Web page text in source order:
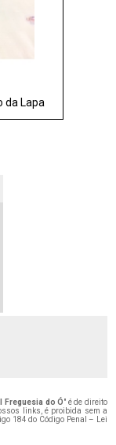
da Lapa
Freguesia do Ó" é de direito
links, é proibida sem a
184 do Código Penal –
Lei